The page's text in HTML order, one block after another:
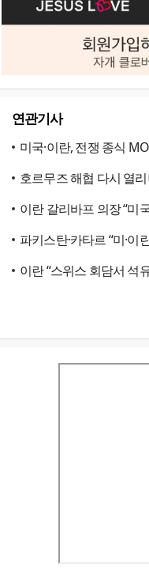
연관기사
미국·이란, 전쟁 종식
호르무즈 해협 다시 열
이란 갈리바프 의장 “미
파키스탄·카타르 “미·이
이란 “스위스 회담서 석